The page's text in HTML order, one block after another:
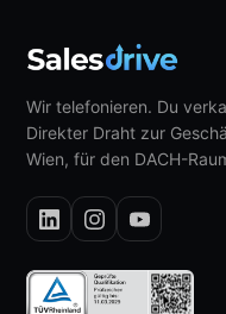
Wir telefonieren. Du
Direkter Draht zur
Wien, für den DACH-